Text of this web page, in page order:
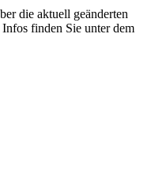
die aktuell geänderten
finden Sie unter dem